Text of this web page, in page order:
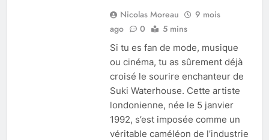
Nicolas Moreau
9 mois
ago
0 5 mins
Si tu es fan de mode, musique
ou cinéma, tu as sûrement déjà
croisé le sourire enchanteur de
Suki Waterhouse. Cette artiste
londonienne, née le 5 janvier
1992, s’est imposée comme un
véritable caméléon de l’industrie